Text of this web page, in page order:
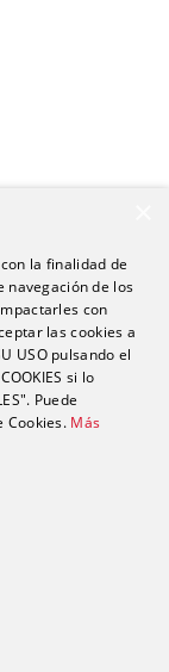
la finalidad de
navegación de los
con
las cookies a
USO pulsando el
si lo
Puede
Cookies. Más